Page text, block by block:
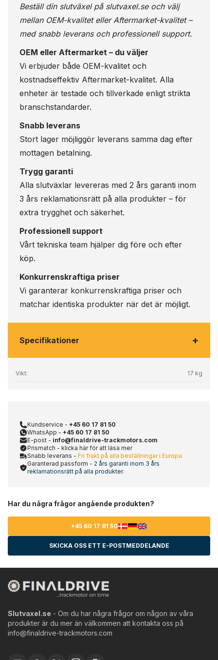
Beställ din slutväxel på slutvaxel.seoch välj
mellan OEM-kvalitet eller Aftermarket-kvalitet –
med snabb leverans och professionell support.
OEM eller Aftermarket – du väljer
Vi erbjuder både OEM-kvalitet och
kostnadseffektiv Aftermarket-kvalitet. Alla
enheter är testade och tillverkade enligt strikta
branschstandarder.
Snabb leverans
Stort lager möjliggör leverans samma dag efter
mottagen betalning.
Trygg garanti
Alla slutväxlar levereras med 2 års garanti inom
3 års reklamationsrätt på alla produkter – för
extra trygghet och säkerhet.
Professionell support
Vårt tekniska team hjälper dig före och efter
köp.
Konkurrenskraftiga priser
Vi garanterar konkurrenskraftiga priser och
matchar identiska produkter när det är möjligt.
Specifikationer +
Vikt: 17 kg
Kundservice - +45 60 17 81 50
WhatsApp - +45 60 17 81 50
E-post - info@finaldrive-trackmotors.com
Prismatch - klicka här för att läsa mer
Snabb leverans - Fri frakt på alla beställningar i Europa
Garanterad passform - 2 års garanti inom 3 års
reklamationsrätt på alla produkter.
Har du några frågor angående produkten?
+45 60 17 81 50
SKICKA OSS ETT E-POSTMEDDELANDE
Slutvaxel.se - Om du har några frågor om någon av våra
produkter är du mer än välkommen att kontakta oss på
info@finaldrive-trackmotors.com